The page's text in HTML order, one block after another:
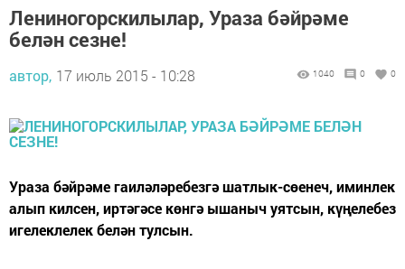
Лениногорскилылар, Ураза бәйрәме
белән сезне!
автор, 17 июль 2015 - 10:28 1040 0 0
Ураза бәйрәме гаиләләребезгә шатлык-сөенеч, иминлек
алып килсен, иртәгәсе көнгә ышаныч уятсын, күңелебез
игелеклелек белән тулсын.